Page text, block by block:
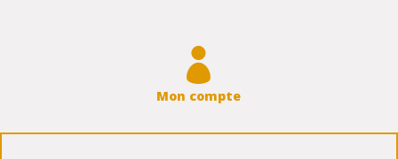

Mon compte